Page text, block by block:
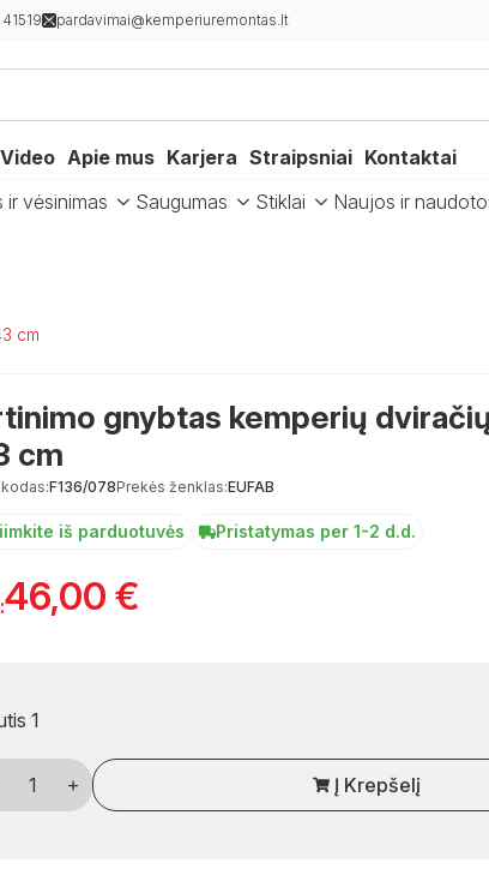
pardavimai@kemperiuremontas.lt
Video Apie mus Karjera Straipsniai Kontaktai
ir vėsinimas Saugumas Stiklai Naujos ir
cm
gnybtas kemperių
cm
F136/078Prekės ženklas:EUFAB
iš parduotuvės Pristatymas per 1-2 d.d.
46,00 €
1
Į Krepšelį